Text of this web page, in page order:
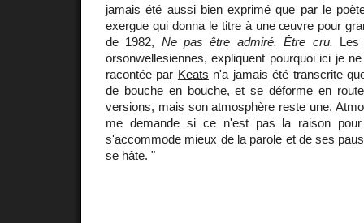
jamais été aussi bien exprimé que par le
exergue qui donna le titre à une œuvre pour
de 1982, Ne pas être admiré. Être cru. Les
orsonwellesiennes, expliquent pourquoi ici je
racontée par Keats n'a jamais été transcrite
de bouche en bouche, et se déforme en
versions, mais son atmosphère reste une.
me demande si ce n'est pas la raison pour
s'accommode mieux de la parole et de ses
se hâte. "